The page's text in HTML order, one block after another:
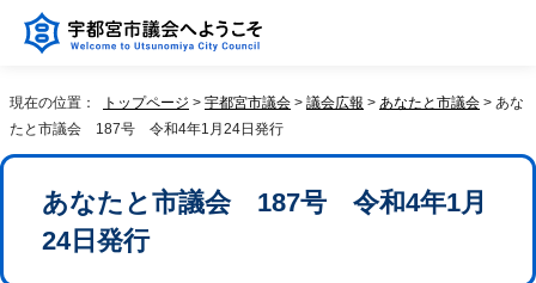
現在の位置： トップページ > 宇都宮市議会 > 議会広報 > あなたと市議会 > あな
たと市議会 187号 令和4年1月24日発行
あなたと市議会 187号 令和4年1月
24日発行